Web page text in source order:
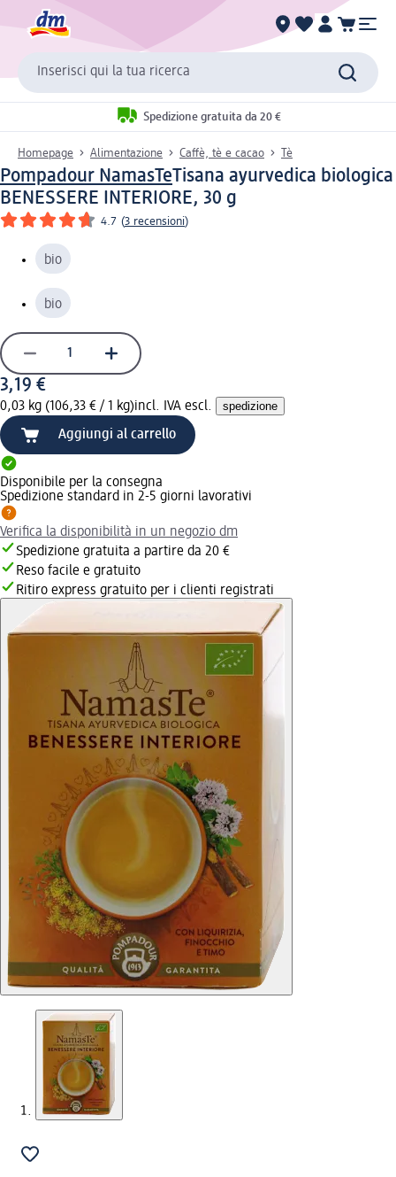
Inserisci qui la tua ricerca
Spedizione gratuita da 20 €
Homepage Alimentazione Caffè, tè e cacao Tè
Pompadour NamasTeTisana ayurvedica biologica
BENESSERE INTERIORE, 30 g
4.7 (3 recensioni)
bio
bio
3,19 €
0,03 kg (106,33 € / 1 kg)incl. IVA escl. spedizione
Aggiungi al carrello
Disponibile per la consegna
Spedizione standard in 2-5 giorni lavorativi
Verifica la disponibilità in un negozio dm
Spedizione gratuita a partire da 20 €
Reso facile e gratuito
Ritiro express gratuito per i clienti registrati